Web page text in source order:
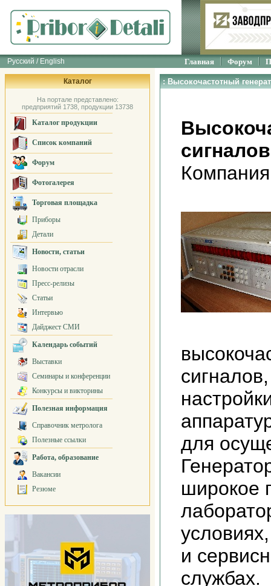
Русский / English Главная Форум
Каталог
На портале представлено:
предприятий 1738, продукции 13738
Каталог продукции
Список компаний
Форум
Фотогалерея
Торговая площадка
Приборы
Детали
Новости, статьи
Новости отрасли
Пресс-релизы
Статьи
Интервью
Дайджест СМИ
Календарь событий
Выставки
Семинары и конференции
Конкурсы и викторины
Полезная информация
Справочник метролога
Полезные ссылки
Работа, образование
Вакансии
Резюме
: Высокочастотный
для
широкое
и
службах.